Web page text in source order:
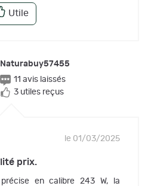
Utile
Naturabuy57455
11 avis laissés
3 utiles reçus
le 01/03/2025
prix.
en calibre 243 W, la